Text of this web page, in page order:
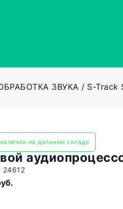
ЗВУКА S-Track
на дальнем складе
24612